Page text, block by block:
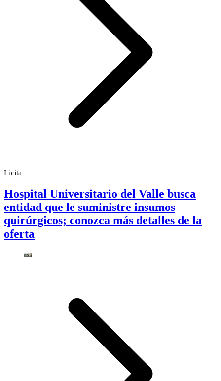
Licita
Hospital Universitario del Valle busca
entidad que le suministre insumos
quirúrgicos; conozca más detalles de la
oferta